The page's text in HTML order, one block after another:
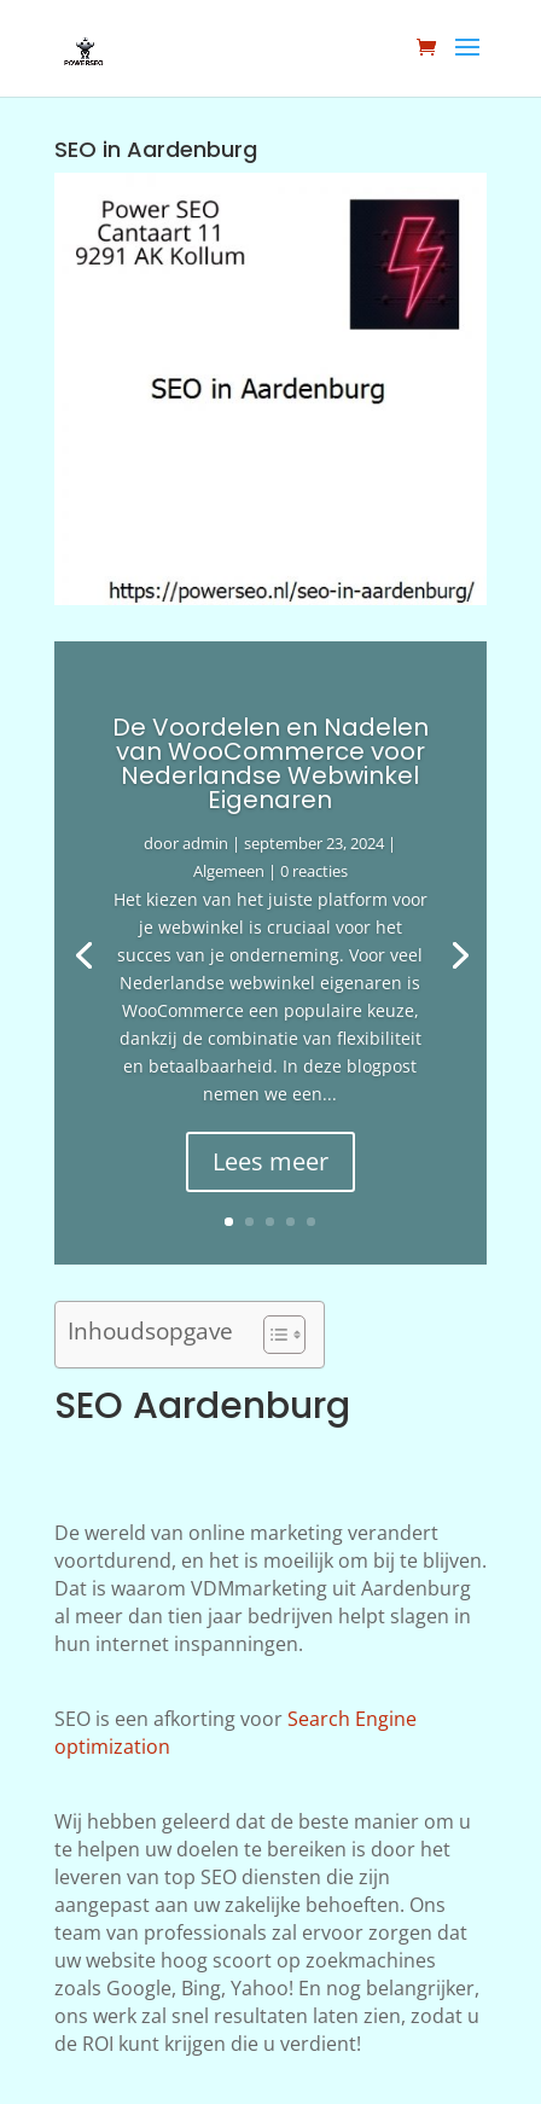
SEO in Aardenburg
De Voordelen en Nadelen
van WooCommerce voor
Nederlandse Webwinkel
Eigenaren
dooradmin |september 23, 2024|
Algemeen | 0 reacties
Het kiezen van het juiste platform voor
je webwinkel is cruciaal voor het
succes van je onderneming. Voor veel
Nederlandse webwinkel eigenaren is
WooCommerce een populaire keuze,
dankzij de combinatie van flexibiliteit
en betaalbaarheid. In deze blogpost
nemen we een...
Lees meer
Inhoudsopgave
SEO Aardenburg
De wereld van online marketing verandert
voortdurend, en het is moeilijk om bij te blijven.
Dat is waarom VDMmarketing uit Aardenburg
al meer dan tien jaar bedrijven helpt slagen in
hun internet inspanningen.
SEO is een afkorting voorSearch Engine
optimization
Wij hebben geleerd dat de beste manier om u
te helpen uw doelen te bereiken is door het
leveren van top SEO diensten die zijn
aangepast aan uw zakelijke behoeften. Ons
team van professionals zal ervoor zorgen dat
uw website hoog scoort op zoekmachines
zoals Google, Bing, Yahoo! En nog belangrijker,
ons werk zal snel resultaten laten zien, zodat u
de ROI kunt krijgen die u verdient!